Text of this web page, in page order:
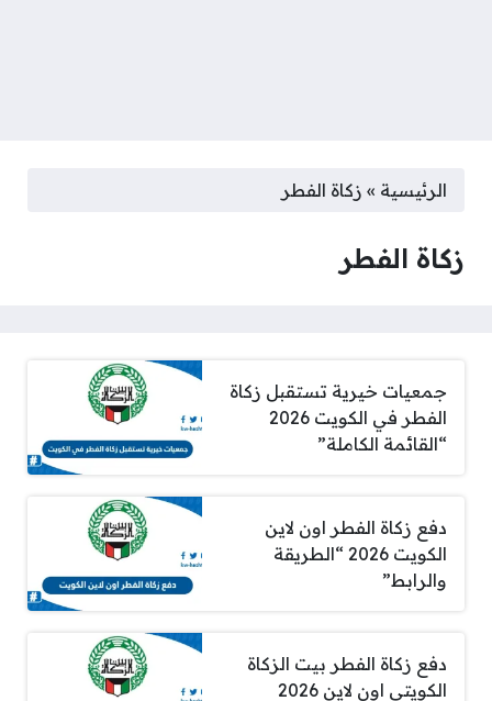
الرئيسية » زكاة الفطر
زكاة الفطر
جمعيات خيرية تستقبل زكاة
الفطر في الكويت 2026
“القائمة الكاملة”
دفع زكاة الفطر اون لاين
الكويت 2026 “الطريقة
والرابط”
دفع زكاة الفطر بيت الزكاة
الكويتي اون لاين 2026